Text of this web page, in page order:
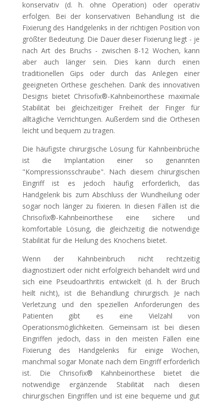
konservativ (d. h. ohne Operation) oder operativ
erfolgen. Bei der konservativen Behandlung ist die
Fixierung des Handgelenks in der richtigen Position von
größter Bedeutung. Die Dauer dieser Fixierung liegt - je
nach Art des Bruchs - zwischen 8-12 Wochen, kann
aber auch länger sein. Dies kann durch einen
traditionellen Gips oder durch das Anlegen einer
geeigneten Orthese geschehen. Dank des innovativen
Designs bietet Chrisofix®-Kahnbeinorthese maximale
Stabilität bei gleichzeitiger Freiheit der Finger für
alltägliche Verrichtungen. Außerdem sind die Orthesen
leicht und bequem zu tragen.
Die häufigste chirurgische Lösung für Kahnbeinbrüche
ist die Implantation einer so genannten
"Kompressionsschraube". Nach diesem chirurgischen
Eingriff ist es jedoch häufig erforderlich, das
Handgelenk bis zum Abschluss der Wundheilung oder
sogar noch länger zu fixieren. In diesen Fällen ist die
Chrisofix®-Kahnbeinorthese eine sichere und
komfortable Lösung, die gleichzeitig die notwendige
Stabilität für die Heilung des Knochens bietet.
Wenn der Kahnbeinbruch nicht rechtzeitig
diagnostiziert oder nicht erfolgreich behandelt wird und
sich eine Pseudoarthritis entwickelt (d. h. der Bruch
heilt nicht), ist die Behandlung chirurgisch. Je nach
Verletzung und den speziellen Anforderungen des
Patienten gibt es eine Vielzahl von
Operationsmöglichkeiten. Gemeinsam ist bei diesen
Eingriffen jedoch, dass in den meisten Fällen eine
Fixierung des Handgelenks für einige Wochen,
manchmal sogar Monate nach dem Eingriff erforderlich
ist. Die Chrisofix® Kahnbeinorthese bietet die
notwendige ergänzende Stabilität nach diesen
chirurgischen Eingriffen und ist eine bequeme und gut